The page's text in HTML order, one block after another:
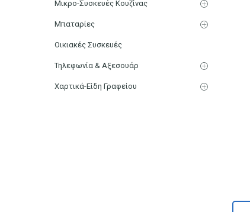
Μικρο-Συσκευές Κουζίνας
Μπαταρίες
Οικιακές Συσκευές
Τηλεφωνία & Αξεσουάρ
Χαρτικά-Είδη Γραφείου